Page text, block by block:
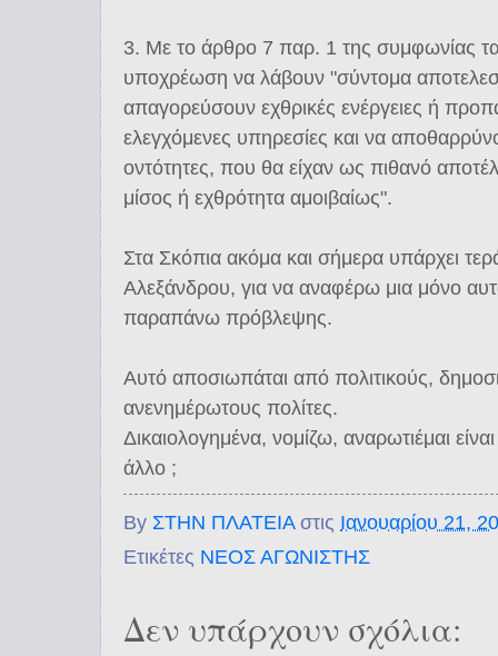
3. Με το άρθρο 7 παρ. 1 της συμφωνίας
υποχρέωση να λάβουν "σύντομα
απαγορεύσουν εχθρικές ενέργειες ή
ελεγχόμενες υπηρεσίες και να
οντότητες, που θα είχαν ως πιθανό
μίσος ή εχθρότητα αμοιβαίως".
Στα Σκόπια ακόμα και σήμερα υπάρχει
Αλεξάνδρου, για να αναφέρω μια μόνο
παραπάνω πρόβλεψης.
Αυτό αποσιωπάται από πολιτικούς,
ανενημέρωτους πολίτες.
Δικαιολογημένα, νομίζω, αναρωτιέμαι
άλλο ;
By ΣΤΗΝ ΠΛΑΤΕΙΑ στις Ιανουαρίου 21,
Ετικέτες ΝΕΟΣ ΑΓΩΝΙΣΤΗΣ
Δεν υπάρχουν σχόλια: